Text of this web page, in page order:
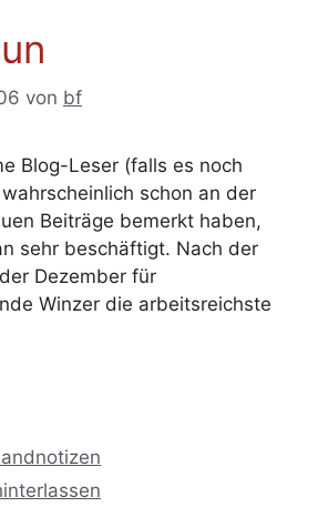
von bf
Blog-Leser (falls es noch
schon an der
Beiträge bemerkt haben,
sehr beschäftigt. Nach der
Dezember für
Winzer die arbeitsreichste